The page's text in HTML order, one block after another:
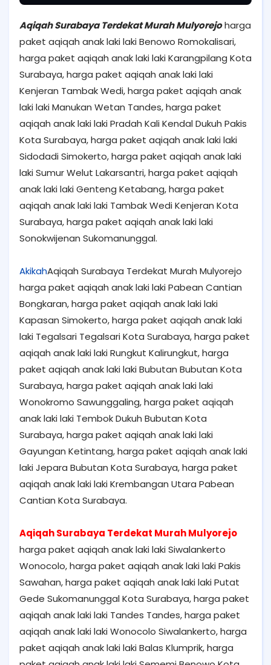
Aqiqah Surabaya Terdekat Murah Mulyorejoharga
paket aqiqah anak laki laki Benowo Romokalisari,
harga paket aqiqah anak laki laki Karangpilang Kota
Surabaya, harga paket aqiqah anak laki laki
Kenjeran Tambak Wedi, harga paket aqiqah anak
laki laki Manukan Wetan Tandes, harga paket
aqiqah anak laki laki Pradah Kali Kendal Dukuh Pakis
Kota Surabaya, harga paket aqiqah anak laki laki
Sidodadi Simokerto, harga paket aqiqah anak laki
laki Sumur Welut Lakarsantri, harga paket aqiqah
anak laki laki Genteng Ketabang, harga paket
aqiqah anak laki laki Tambak Wedi Kenjeran Kota
Surabaya, harga paket aqiqah anak laki laki
Sonokwijenan Sukomanunggal.
AkikahAqiqah Surabaya Terdekat Murah Mulyorejo
harga paket aqiqah anak laki laki Pabean Cantian
Bongkaran, harga paket aqiqah anak laki laki
Kapasan Simokerto, harga paket aqiqah anak laki
laki Tegalsari Tegalsari Kota Surabaya, harga paket
aqiqah anak laki laki Rungkut Kalirungkut, harga
paket aqiqah anak laki laki Bubutan Bubutan Kota
Surabaya, harga paket aqiqah anak laki laki
Wonokromo Sawunggaling, harga paket aqiqah
anak laki laki Tembok Dukuh Bubutan Kota
Surabaya, harga paket aqiqah anak laki laki
Gayungan Ketintang, harga paket aqiqah anak laki
laki Jepara Bubutan Kota Surabaya, harga paket
aqiqah anak laki laki Krembangan Utara Pabean
Cantian Kota Surabaya.
Aqiqah Surabaya Terdekat Murah Mulyorejo
harga paket aqiqah anak laki laki Siwalankerto
Wonocolo, harga paket aqiqah anak laki laki Pakis
Sawahan, harga paket aqiqah anak laki laki Putat
Gede Sukomanunggal Kota Surabaya, harga paket
aqiqah anak laki laki Tandes Tandes, harga paket
aqiqah anak laki laki Wonocolo Siwalankerto, harga
paket aqiqah anak laki laki Balas Klumprik, harga